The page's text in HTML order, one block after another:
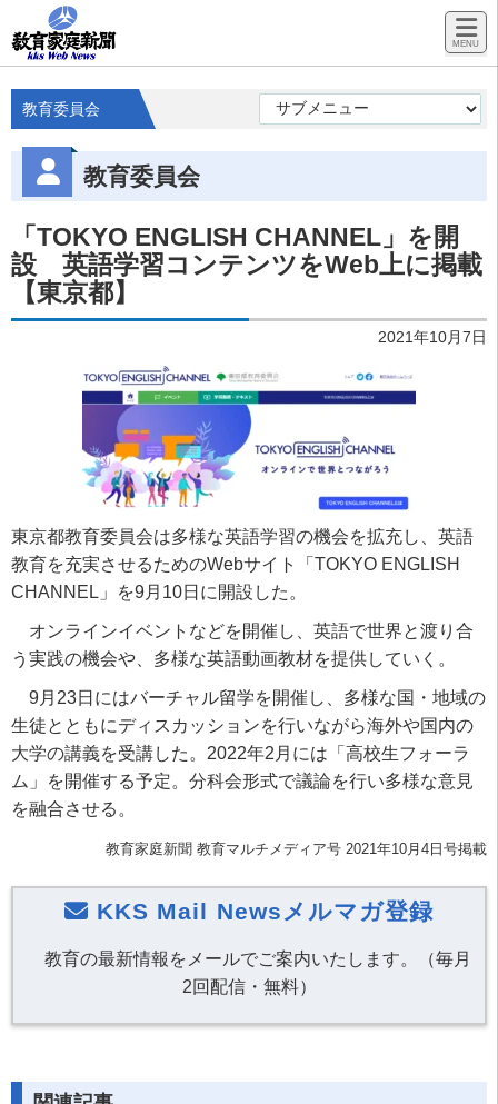
教育委員会
教育委員会
「TOKYO ENGLISH CHANNEL」を開
設 英語学習コンテンツをWeb上に掲載
【東京都】
2021年10月7日
東京都教育委員会は多様な英語学習の機会を拡充し、英語
教育を充実させるためのWebサイト「TOKYO ENGLISH
CHANNEL」を9月10日に開設した。
オンラインイベントなどを開催し、英語で世界と渡り合
う実践の機会や、多様な英語動画教材を提供していく。
9月23日にはバーチャル留学を開催し、多様な国・地域の
生徒とともにディスカッションを行いながら海外や国内の
大学の講義を受講した。2022年2月には「高校生フォーラ
ム」を開催する予定。分科会形式で議論を行い多様な意見
を融合させる。
教育家庭新聞 教育マルチメディア号 2021年10月4日号掲載
KKS Mail Newsメルマガ登録
教育の最新情報をメールでご案内いたします。（毎月
2回配信・無料）